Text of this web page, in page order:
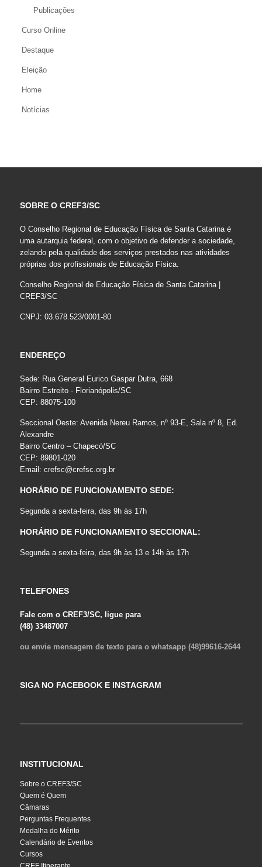
Publicações
Curso Online
Destaque
Eleição
Home
Notícias
SOBRE O CREF3/SC
O Conselho Regional de Educação Física de Santa Catarina é
uma autarquia federal, com o objetivo de defender a sociedade,
zelando pela qualidade dos serviços prestados nas atividades
próprias dos profissionais de Educação Física.
Conselho Regional de Educação Física de Santa Catarina |
CREF3/SC
CNPJ: 03.678.523/0001-80
ENDEREÇO
Sede: Rua General Eurico Gaspar Dutra, 668
Bairro Estreito - Florianópolis/SC
CEP: 88075-100
Seccional Oeste: Avenida Nereu Ramos, nº 93-E, Sala nº 8, Ed.
Alexandre
Bairro Centro – Chapecó/SC
CEP: 89801-020
Email: crefsc@crefsc.org.br
HORÁRIO DE FUNCIONAMENTO SEDE:
Segunda a sexta-feira, das 9h às 17h
HORÁRIO DE FUNCIONAMENTO SECCIONAL:
Segunda a sexta-feira, das 9h às 13 e 14h às 17h
TELEFONES
Fale com o CREF3/SC, ligue para
(48) 33487007
ou envie mensagem de texto para o whatsapp (48)99616-2644
SIGA NO FACEBOOK E INSTAGRAM
INSTITUCIONAL
Sobre o CREF3/SC
Quem é Quem
Câmaras
Perguntas Frequentes
Medalha do Mérito
Calendário de Eventos
Cursos